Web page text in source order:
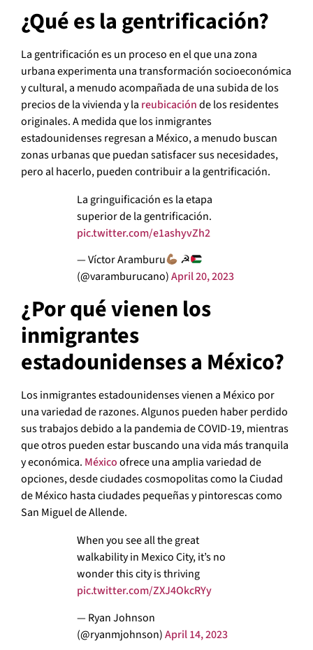
¿Qué es la gentrificación?
La gentrificación es un proceso en el que una zona
urbana experimenta una transformación socioeconómica
y cultural, a menudo acompañada de una subida de los
precios de la vivienda y la reubicaciónde los residentes
originales. A medida que los inmigrantes
estadounidenses regresan a México, a menudo buscan
zonas urbanas que puedan satisfacer sus necesidades,
pero al hacerlo, pueden contribuir a la gentrificación.
La gringuificación es la etapa
superior de la gentrificación.
pic.twitter.com/e1ashyvZh2
— Víctor Aramburu
☭
(@varamburucano)April 20, 2023
¿Por qué vienen los
inmigrantes
estadounidenses a México?
Los inmigrantes estadounidenses vienen a México por
una variedad de razones. Algunos pueden haber perdido
sus trabajos debido a la pandemia de COVID-19, mientras
que otros pueden estar buscando una vida más tranquila
y económica. Méxicoofrece una amplia variedad de
opciones, desde ciudades cosmopolitas como la Ciudad
de México hasta ciudades pequeñas y pintorescas como
San Miguel de Allende.
When you see all the great
walkability in Mexico City, it’s no
wonder this city is thriving
pic.twitter.com/ZXJ4OkcRYy
— Ryan Johnson
(@ryanmjohnson)April 14, 2023